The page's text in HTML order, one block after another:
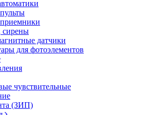
сирены
датчики
для фотоэлементов
чувствительные
(ЗИП)